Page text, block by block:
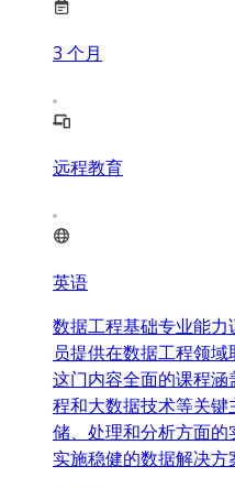
3 个月
远程教育
英语
数据工程基础专业能
员提供在数据工程领域
这门内容全面的课程
程和大数据技术等关
储、处理和分析方面
实施稳健的数据解决方